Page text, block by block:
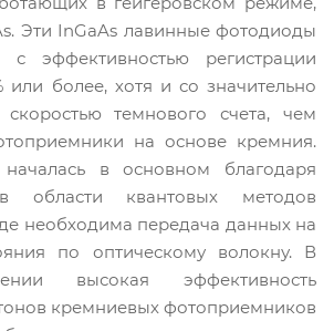
Эти InGaAs лавинные фотодиоды
с эффективностью регистрации
более, хотя и со значительно
темнового счета, чем
на основе кремния.
в основном благодаря
области квантовых методов
необходима передача данных на
по оптическому волокну. В
высокая эффективность
кремниевых фотоприемников